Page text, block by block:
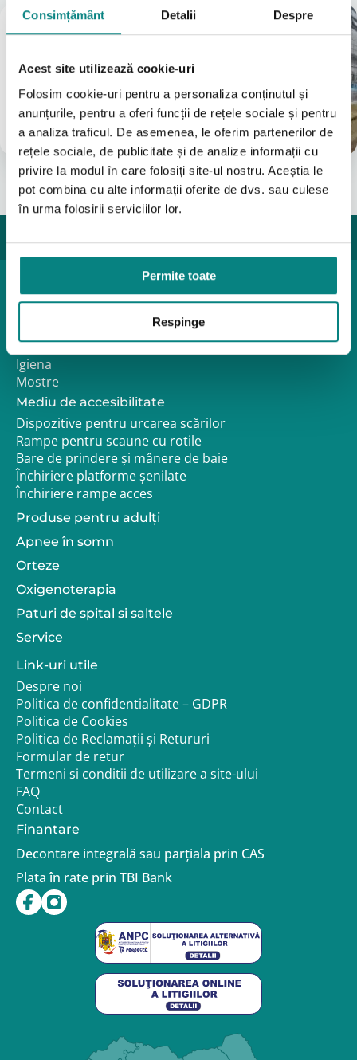
Consimțământ Detalii Despre
Acest site utilizează cookie-uri
Folosim cookie-uri pentru a personaliza conținutul și
anunțurile, pentru a oferi funcții de rețele sociale și pentru
a analiza traficul. De asemenea, le oferim partenerilor de
rețele sociale, de publicitate și de analize informații cu
privire la modul în care folosiți site-ul nostru. Aceștia le
pot combina cu alte informații oferite de dvs. sau culese
în urma folosirii serviciilor lor.
Permite toate
Respinge
(Vezi Google reviews)
Bulevardul Iuliu Maniu 7-11
031 8288200
0755631235
info@adapt.ro
Produse pediatrice
Pozitionare
Igiena
Mostre
Mediu de accesibilitate
Dispozitive pentru urcarea scărilor
Rampe pentru scaune cu rotile
Bare de prindere și mânere de baie
Închiriere platforme șenilate
Închiriere rampe acces
Produse pentru adulţi
Apnee în somn
Orteze
Oxigenoterapia
Paturi de spital si saltele
Service
Link-uri utile
Despre noi
Politica de confidentialitate – GDPR
Politica de Cookies
Politica de Reclamații și Retururi
Formular de retur
Termeni si conditii de utilizare a site-ului
FAQ
Contact
Finantare
Decontare integrală sau parțiala prin CAS
Plata în rate prin TBI Bank